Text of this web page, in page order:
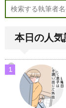
本日の人